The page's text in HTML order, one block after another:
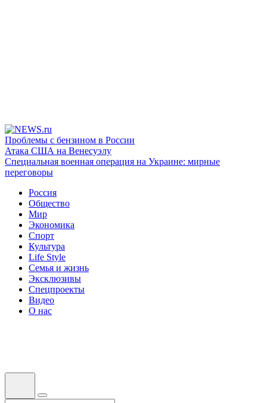
Проблемы с бензином в России
Атака США на Венесуэлу
Специальная военная операция на Украине: мирные
переговоры
Россия
Общество
Мир
Экономика
Спорт
Культура
Life Style
Семья и жизнь
Эксклюзивы
Спецпроекты
Видео
О нас